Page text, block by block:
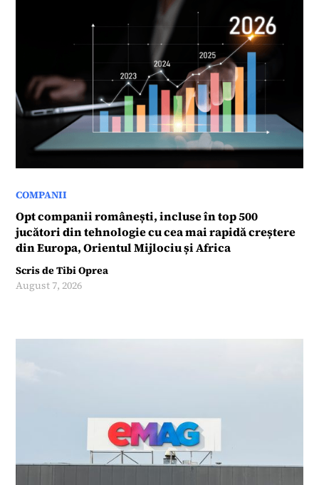
COMPANII
Opt companii românești, incluse în top 500
jucători din tehnologie cu cea mai rapidă creștere
din Europa, Orientul Mijlociu și Africa
Scris deTibi Oprea
August 7, 2026